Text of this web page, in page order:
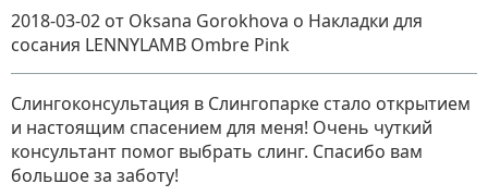
2018-03-02 от Oksana Gorokhova о Накладки для
сосания LENNYLAMB Ombre Pink
Слингоконсультация в Слингопарке стало открытием
и настоящим спасением для меня! Очень чуткий
консультант помог выбрать слинг. Спасибо вам
большое за заботу!